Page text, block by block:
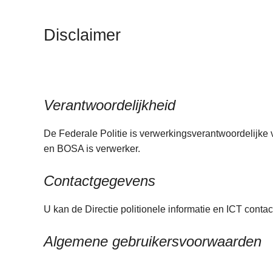
Disclaimer
Verantwoordelijkheid
De Federale Politie is
en BOSA is verwerker.
Contactgegevens
U kan de Directie politionele informatie en ICT
Algemene gebruikersvoorwaarden